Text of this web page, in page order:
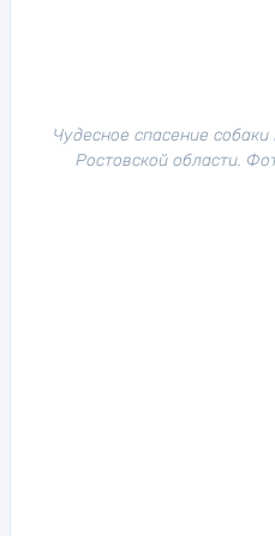
Чудесное спасение
Ростовской области.